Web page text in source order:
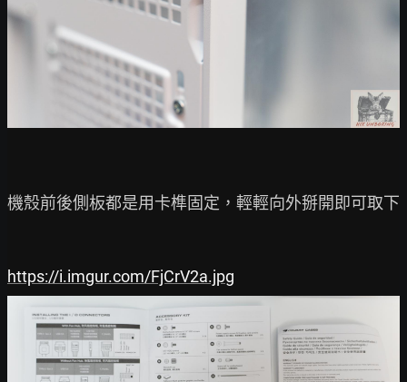
機殼前後側板都是用卡榫固定，輕輕向外掰開即可取下
https://i.imgur.com/FjCrV2a.jpg